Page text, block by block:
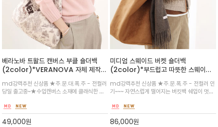
베라노바 트왈드 캔버스 부클 숄더백
(2color)*VERANOVA 자체 제작
이는 숄더백
md강력추천 신상품 ★주.문.대.폭.주 - 전컬러
당일 출고중~★수입캔버스 소재에 클래식한 토
급스럽고 유니크한 무드/VERANOVA 로고를
큼직하게 부클 자수로 새겨 넣어 캐주얼하면서도
트렌디한 포인트~데일리 편하고 이
49,000원
미디엄 스웨이드 버켓 숄더백
(2color)*부드럽고 따뜻한 스웨이드
게 떨어지는 버킷백 쉐입이 멋스럽습니
다.
md강력추천 신상품 ★주.문.폭.주 - 전컬러 인
기~~~ 자연스럽게 떨어지는 버킷백 쉐입이 멋스
소지품을 안전하게 보관할 수 있도록 복조리 형
태의 안감 파우치가 내장
86,000원